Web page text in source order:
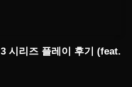
시리즈 플레이 후기 (feat.